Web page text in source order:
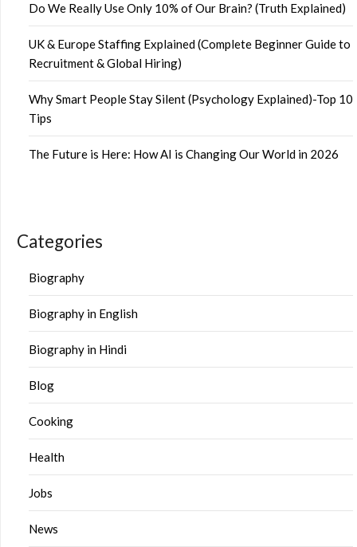
Do We Really Use Only 10% of Our Brain? (Truth Explained)
UK & Europe Staffing Explained (Complete Beginner Guide to
Recruitment & Global Hiring)
Why Smart People Stay Silent (Psychology Explained)-Top 10
Tips
The Future is Here: How AI is Changing Our World in 2026
Categories
Biography
Biography in English
Biography in Hindi
Blog
Cooking
Health
Jobs
News